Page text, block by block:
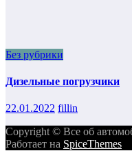
Без рубрики
Дизельные погрузчики
22.01.2022 fillin
Copyright © Все об
Работает на SpiceThemes